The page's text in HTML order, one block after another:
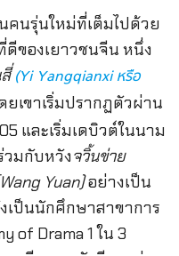
นรุ่นใหม่ที่เต็มไปด้วย
ของเยาวชนจีน หนึ่ง
สี่(Yi Yangqianxi หรือ
ยเขาเริ่มปรากฏตัวผ่าน
และเริ่มเดบิวต์ในนาม
วมกับหวังจวิ้นข่าย
Yuan)อย่างเป็น
เป็นนักศึกษาสาขาการ
of Drama 1 ใน 3